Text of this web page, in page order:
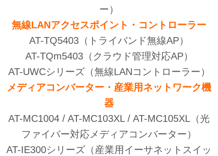
ー）
無線LANアクセスポイント・コントローラー
AT-TQ5403（トライバンド無線AP）
AT-TQm5403（クラウド管理対応AP）
AT-UWCシリーズ（無線LANコントローラー）
メディアコンバーター・産業用ネットワーク機
器
AT-MC1004 / AT-MC103XL / AT-MC105XL（光
ファイバー対応メディアコンバーター）
AT-IE300シリーズ（産業用イーサネットスイッ